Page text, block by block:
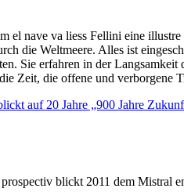
el nave va liess Fellini eine
die Weltmeere. Alles ist
Sie erfahren in der
Zeit, die offene und verborgene
auf 20 Jahre „900 Jahre
blickt 2011 dem